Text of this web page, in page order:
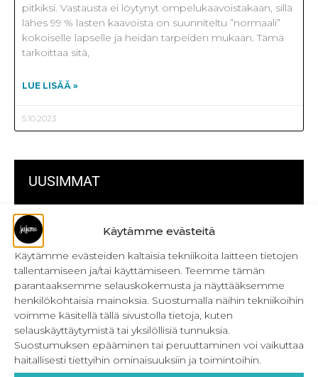
Käytämme evästeitä
Käytämme evästeiden kaltaisia tekniikoita laitteen tietojen
tallentamiseen ja/tai käyttämiseen. Teemme tämän
parantaaksemme selauskokemusta ja näyttääksemme
henkilökohtaisia mainoksia. Suostumalla näihin tekniikoihin
voimme käsitellä tällä sivustolla tietoja, kuten
selauskäyttäytymistä tai yksilöllisiä tunnuksia.
Suostumuksen epääminen tai peruuttaminen voi vaikuttaa
haitallisesti tiettyihin ominaisuuksiin ja toimintoihin.
UUSIMMAT
Kulmikas pussukka kaava Särmä
Bokserikuminauhan ompelu
Metrivetoketjun käyttö
Metrivetoketjun lukon pujottaminen
Onnistu joustavien vaatteiden ompelussa
Laakasauman ompelu saumurilla
pitkiksi. Vastausta ei löytynyt ompelukaavoistakaan, sillä
lähes 99 % lasten kaavoista on suunniteltu ”normaali”
kokoiselle lapselle ja heidän tarpeiden mukaan. Tämä
tarkoittaa sitä,
LUE LISÄÄ »
5.10.2023